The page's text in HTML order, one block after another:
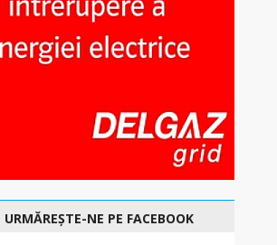
URMĂREȘTE-NE PE FACEBOOK